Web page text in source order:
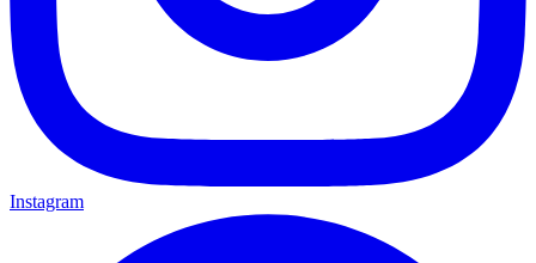
Instagram